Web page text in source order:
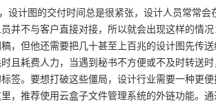
设计图的交付时间总是很紧张，设计人员常常
并不与客户直接对接，所以就会出现这样的情
，但他还需要把几十甚至上百兆的设计图先传
且耗费人力，当遇到秘书不方便或不及时转送
签。要想打破这些僵局，设计行业需要一种更
，推荐使用云盒子文件管理系统的外链功能。